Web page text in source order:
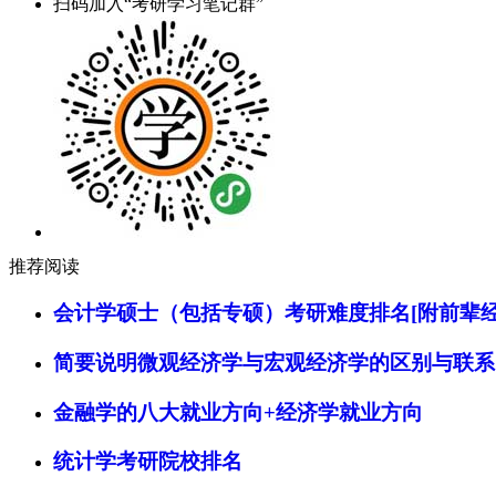
推荐阅读
会计学硕士（包括专硕）考研难度排名[附前辈
简要说明微观经济学与宏观经济学的区别与联系
金融学的八大就业方向+经济学就业方向
统计学考研院校排名